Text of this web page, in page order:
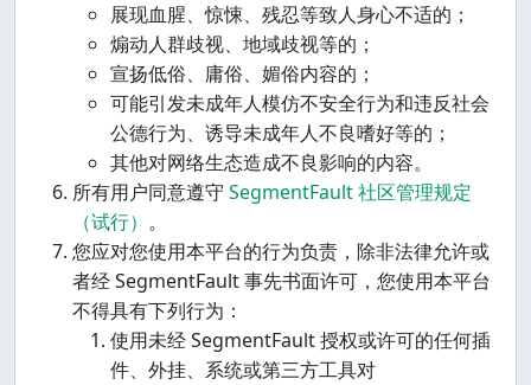
展现血腥、惊悚、残忍等致人身心不适的；
煽动人群歧视、地域歧视等的；
宣扬低俗、庸俗、媚俗内容的；
可能引发未成年人模仿不安全行为和违反社会
公德行为、诱导未成年人不良嗜好等的；
其他对网络生态造成不良影响的内容。
所有用户同意遵守 SegmentFault 社区管理规定
（试行） 。
您应对您使用本平台的行为负责，除非法律允许或
者经 SegmentFault 事先书面许可，您使用本平台
不得具有下列行为：
使用未经 SegmentFault 授权或许可的任何插
件、外挂、系统或第三方工具对